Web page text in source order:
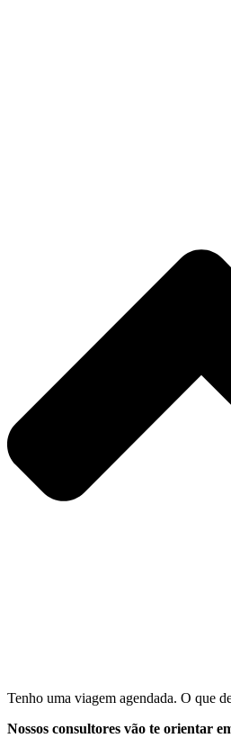
Tenho uma viagem agendada. O que
Nossos consultores vão te orientar